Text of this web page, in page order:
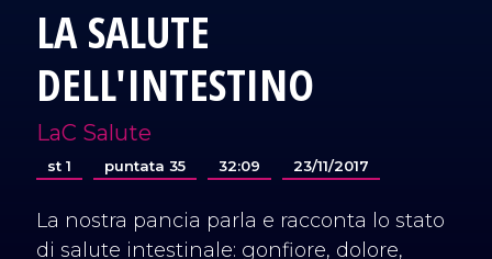
LA SALUTE
DELL'INTESTINO
LaC Salute
st 1 puntata 35 32:09 23/11/2017
La nostra pancia parla e racconta lo stato
di salute intestinale: gonfiore, dolore,